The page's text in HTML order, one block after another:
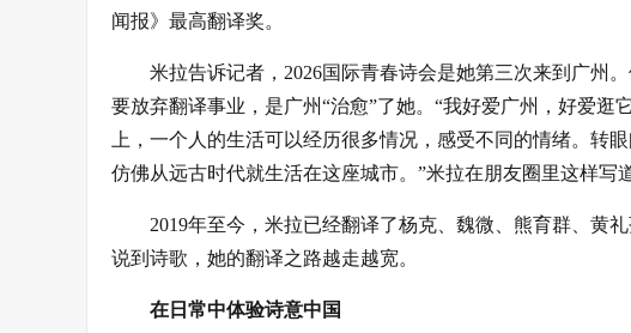
闻报》最高翻译奖。
米拉告诉记者，2026国际青春诗会是她第三次来到广州
要放弃翻译事业，是广州“治愈”了她。“我好爱广州，好爱
上，一个人的生活可以经历很多情况，感受不同的情绪。转
仿佛从远古时代就生活在这座城市。”米拉在朋友圈里这样写道
2019年至今，米拉已经翻译了杨克、魏微、熊育群、黄
说到诗歌，她的翻译之路越走越宽。
在日常中体验诗意中国